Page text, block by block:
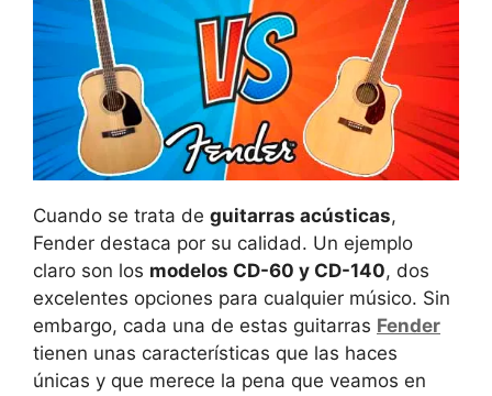
Cuando se trata de guitarras acústicas,
Fender destaca por su calidad. Un ejemplo
claro son los modelos CD-60 y CD-140, dos
excelentes opciones para cualquier músico. Sin
embargo, cada una de estas guitarras Fender
tienen unas características que las haces
únicas y que merece la pena que veamos en